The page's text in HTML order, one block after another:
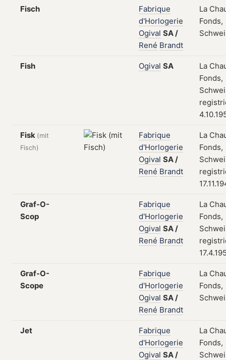
Fisch
Fabrique
d'Horlogerie
Ogival SA/
René Brandt
La
Fonds,
Fish Ogival SA
La
Fonds,
Fisk (mit
Fisch)
Fabrique
d'Horlogerie
Ogival SA/
René Brandt
La
Fonds,
Graf-O-
Scop
Fabrique
d'Horlogerie
Ogival SA/
René Brandt
La
Fonds,
Graf-O-
Scope
Fabrique
d'Horlogerie
Ogival SA/
René Brandt
La
Fonds,
Jet
Fabrique
d'Horlogerie
Ogival SA/
La
Fonds,